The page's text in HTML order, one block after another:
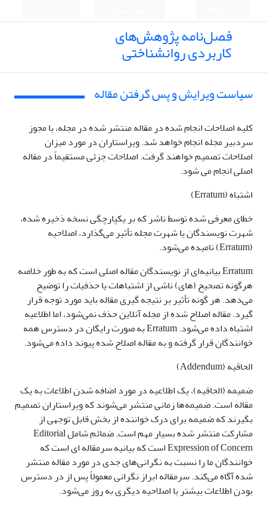
فصل‌نامه پژوهش‌های
کاربردی روانشناختی
سیاست ویرایش و پس گرفتن مقاله
کلیه اصلاحات انجام شده در مقاله منتشر شده در مجله، با مجوز
سردبیر مجله انجام خواهد شد. ویراستاران در مورد میزان
اصلاحات تصمیم خواهند گرفت. اصلاحات جزئی مستقیماً در مقاله
اصلی انجام می شود.
اشتباه (Erratum)
خطای معرفی شده توسط ناشر که بر یکپارچگی نسخه ذخیره شده،
شهرت نویسندگان یا شهرت مجله تأثیر می‌گذارد، اصلاحیه
(Erratum) نامیده می‌شود.
Erratum بیانیه‌ای از نویسندگان مقاله اصلی است که به طور خلاصه
هرگونه تصحیح (های) ناشی از اشتباهات یا حذفیات را توضیح
می‌دهد. هر گونه تأثیر بر نتیجه گیری مقاله باید مورد توجه قرار
گیرد. مقاله اصلاح شده از مجله آنلاین حذف نمی‌شود، اما اطلاعیه
اشتباه داده می‌شود. Erratum به صورت رایگان در دسترس همه
خوانندگان قرار گرفته و به مقاله اصلاح شده پیوند داده می‌شود.
الحاقیه (Addendum)
ضمیمه (الحاقیه)، یک اطلاعیه در مورد اضافه شدن اطلاعات به یک
مقاله است. ضمیمه‌ها زمانی منتشر می‌شوند که ویراستاران تصمیم
بگیرند که ضمیمه برای درک خواننده از بخش قابل توجهی از
مشارکت منتشر شده بسیار مهم است. ضمائم شامل Editorial
Expression of Concern است که بیانیه سرمقاله ای است که
خوانندگان ما را نسبت به نگرانی‌های جدی در مورد مقاله منتشر
شده آگاه می‌کند. سرمقاله ابراز نگرانی معمولاً پس از در دسترس
بودن اطلاعات بیشتر با اصلاحیه دیگری به روز می‌شود.